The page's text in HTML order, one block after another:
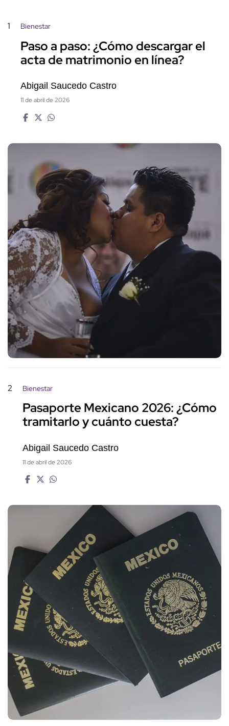
1 Bienestar
Paso a paso: ¿Cómo descargar el
acta de matrimonio en línea?
Abigail Saucedo Castro
11 de abril de 2026
2 Bienestar
Pasaporte Mexicano 2026: ¿Cómo
tramitarlo y cuánto cuesta?
Abigail Saucedo Castro
11 de abril de 2026